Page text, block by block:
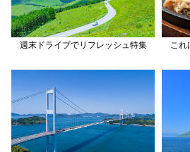
週末ドライブでリフレッシュ特集 こ